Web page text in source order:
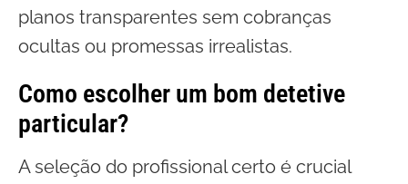
planos transparentes sem cobranças
ocultas ou promessas irrealistas.
Como escolher um bom detetive
particular?
A seleção do profissional certo é crucial